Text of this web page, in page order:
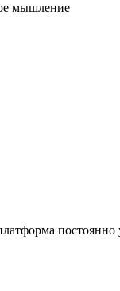
мышление